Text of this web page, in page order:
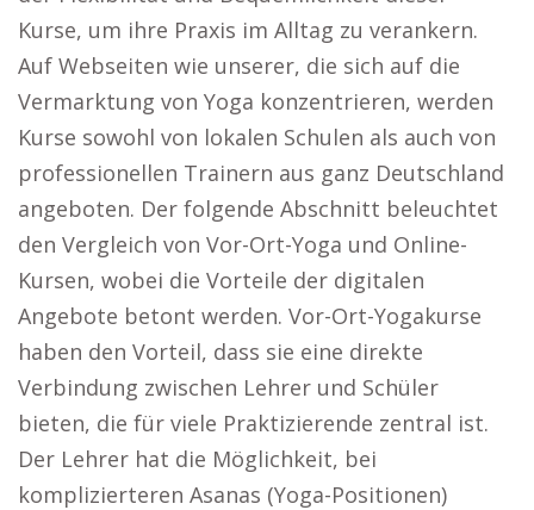
Kurse, um ihre Praxis im Alltag zu verankern.
Auf Webseiten wie unserer, die sich auf die
Vermarktung von Yoga konzentrieren, werden
Kurse sowohl von lokalen Schulen als auch von
professionellen Trainern aus ganz Deutschland
angeboten. Der folgende Abschnitt beleuchtet
den Vergleich von Vor-Ort-Yoga und Online-
Kursen, wobei die Vorteile der digitalen
Angebote betont werden. Vor-Ort-Yogakurse
haben den Vorteil, dass sie eine direkte
Verbindung zwischen Lehrer und Schüler
bieten, die für viele Praktizierende zentral ist.
Der Lehrer hat die Möglichkeit, bei
komplizierteren Asanas (Yoga-Positionen)